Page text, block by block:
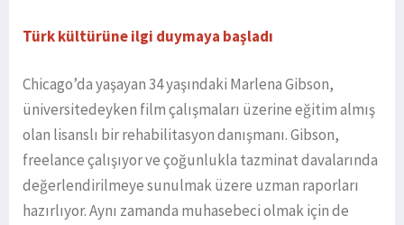
Türk kültürüne ilgi duymaya başladı
Chicago’da yaşayan 34 yaşındaki Marlena Gibson,
üniversitedeyken film çalışmaları üzerine eğitim almış
olan lisanslı bir rehabilitasyon danışmanı. Gibson,
freelance çalışıyor ve çoğunlukla tazminat davalarında
değerlendirilmeye sunulmak üzere uzman raporları
hazırlıyor. Aynı zamanda muhasebeci olmak için de